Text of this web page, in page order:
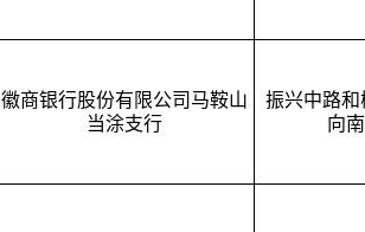
徽商银行股份有限公司马鞍山
当涂支行
振兴中路
向